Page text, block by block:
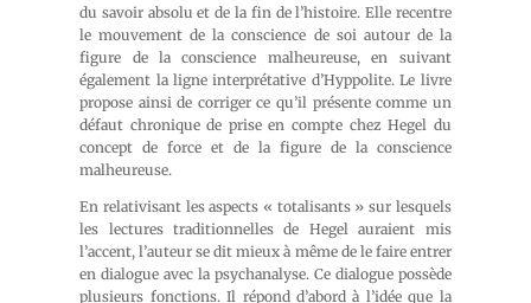
du savoir absolu et de la fin de l’histoire. Elle recentre
le mouvement de la conscience de soi autour de la
figure de la conscience malheureuse, en suivant
également la ligne interprétative d’Hyppolite. Le livre
propose ainsi de corriger ce qu’il présente comme un
défaut chronique de prise en compte chez Hegel du
concept de force et de la figure de la conscience
malheureuse.
En relativisant les aspects « totalisants » sur lesquels
les lectures traditionnelles de Hegel auraient mis
l’accent, l’auteur se dit mieux à même de le faire entrer
en dialogue avec la psychanalyse. Ce dialogue possède
plusieurs fonctions. Il répond d’abord à l’idée que la